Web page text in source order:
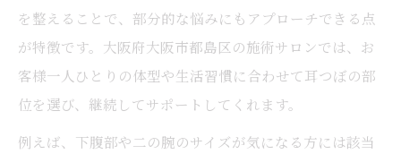
を整えることで、部分的な悩みにもアプローチできる点
が特徴です。大阪府大阪市都島区の施術サロンでは、お
客様一人ひとりの体型や生活習慣に合わせて耳つぼの部
位を選び、継続してサポートしてくれます。
例えば、下腹部や二の腕のサイズが気になる方には該当